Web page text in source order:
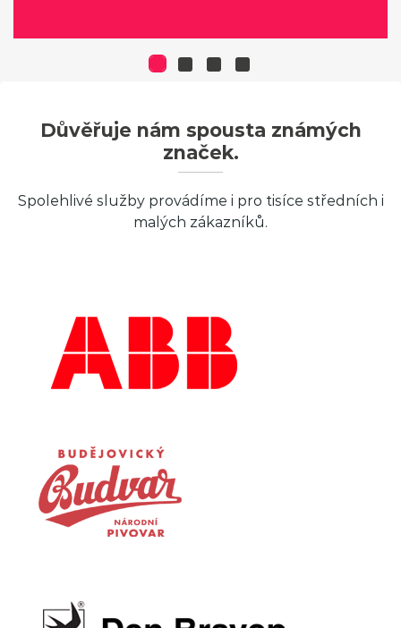
Důvěřuje nám spousta známých
značek.
Spolehlivé služby provádíme i pro tisíce středních i
malých zákazníků.